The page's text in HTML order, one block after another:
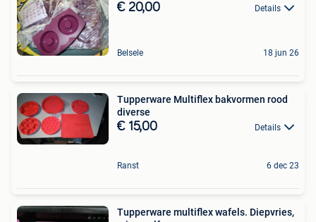
€ 20,00 Details
Belsele 18 jun 26
Tupperware Multiflex bakvormen rood
diverse
€ 15,00 Details
Ranst 6 dec 23
Tupperware multiflex wafels. Diepvries,